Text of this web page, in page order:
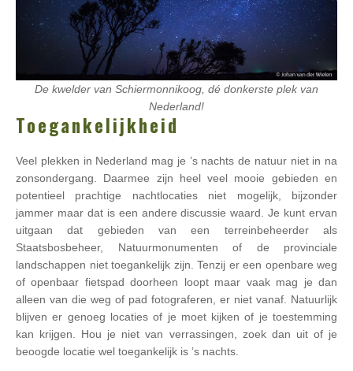
De kwelder van Schiermonnikoog, dé donkerste plek van
Nederland!
Toegankelijkheid
Veel plekken in Nederland mag je ’s nachts de natuur niet in na
zonsondergang. Daarmee zijn heel veel mooie gebieden en
potentieel prachtige nachtlocaties niet mogelijk, bijzonder
jammer maar dat is een andere discussie waard. Je kunt ervan
uitgaan dat gebieden van een terreinbeheerder als
Staatsbosbeheer, Natuurmonumenten of de provinciale
landschappen niet toegankelijk zijn. Tenzij er een openbare weg
of openbaar fietspad doorheen loopt maar vaak mag je dan
alleen van die weg of pad fotograferen, er niet vanaf. Natuurlijk
blijven er genoeg locaties of je moet kijken of je toestemming
kan krijgen. Hou je niet van verrassingen, zoek dan uit of je
beoogde locatie wel toegankelijk is ’s nachts.